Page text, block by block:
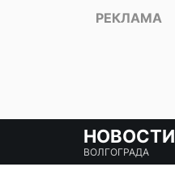
НОВОСТИ
ВОЛГОГРАДА